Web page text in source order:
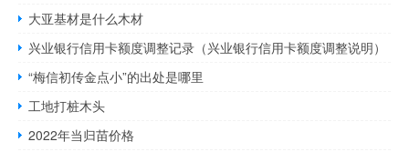
大亚基材是什么木材
兴业银行信用卡额度调整记录（兴业银行信用卡额度调整说明）
“梅信初传金点小”的出处是哪里
工地打桩木头
2022年当归苗价格